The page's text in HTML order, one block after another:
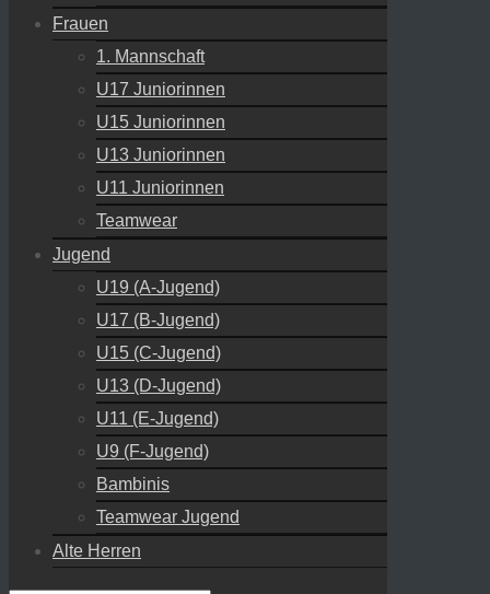
Frauen
1. Mannschaft
U17 Juniorinnen
U15 Juniorinnen
U13 Juniorinnen
U11 Juniorinnen
Teamwear
Jugend
U19 (A-Jugend)
U17 (B-Jugend)
U15 (C-Jugend)
U13 (D-Jugend)
U11 (E-Jugend)
U9 (F-Jugend)
Bambinis
Teamwear Jugend
Alte Herren